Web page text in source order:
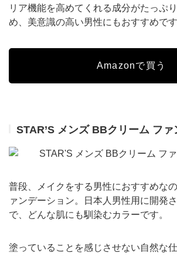
リア機能を高めてくれる成分がたっぷ
め、美意識の高い男性にもおすすめです
Amazonで買う
STAR’S メンズ BBクリーム フ
普段、メイクをする男性におすすめな
ァンデーション。日本人男性用に開発
で、どんな肌にも馴染むカラーです。
塗っていることを感じさせない自然な